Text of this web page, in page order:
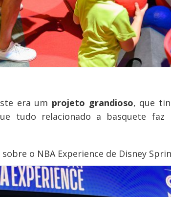
era um projeto grandioso, que
tudo relacionado a basquete faz
o NBA Experience de Disney